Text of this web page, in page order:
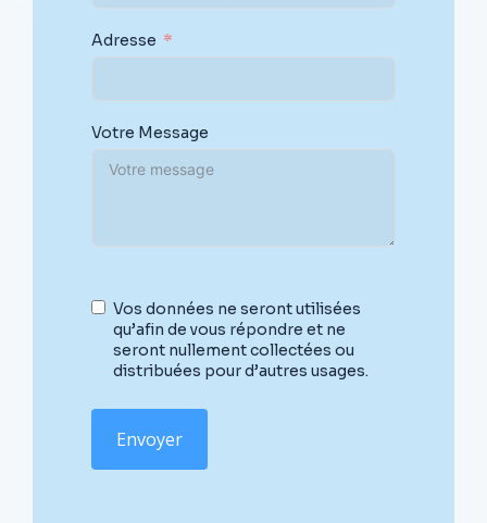
Adresse
Votre Message
Vos données ne seront utilisées
qu’afin de vous répondre et ne
seront nullement collectées ou
distribuées pour d’autres usages.
Envoyer